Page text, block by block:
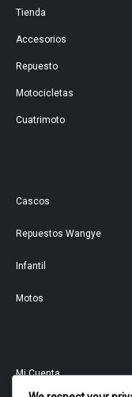
Tienda
Accesorios
Repuesto
Motocicletas
Cuatrimoto
Cascos
Repuestos Wangye
Infantil
Motos
Mi Cuenta